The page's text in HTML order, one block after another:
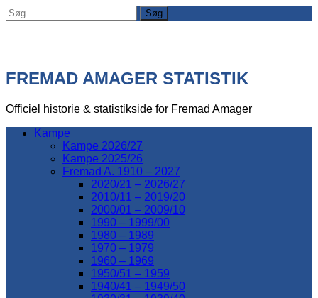
Søg
efter:
FREMAD AMAGER STATISTIK
Officiel historie & statistikside for Fremad Amager
Kampe
Kampe 2026/27
Kampe 2025/26
Fremad A. 1910 – 2027
2020/21 – 2026/27
2010/11 – 2019/20
2000/01 – 2009/10
1990 – 1999/00
1980 – 1989
1970 – 1979
1960 – 1969
1950/51 – 1959
1940/41 – 1949/50